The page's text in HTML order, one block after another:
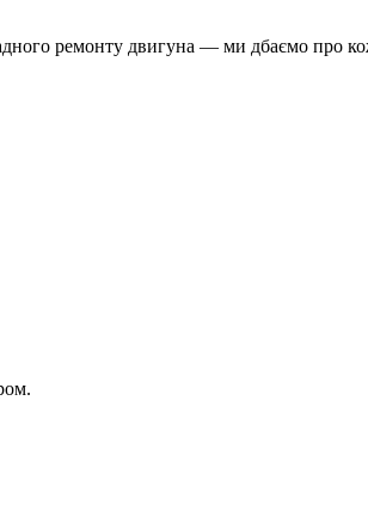
ремонту двигуна — ми дбаємо про